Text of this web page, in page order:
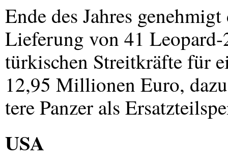
Ende des Jahres
Lieferung von 41
türkischen Streitkräfte für
12,95 Millionen Euro,
tere Panzer als
USA